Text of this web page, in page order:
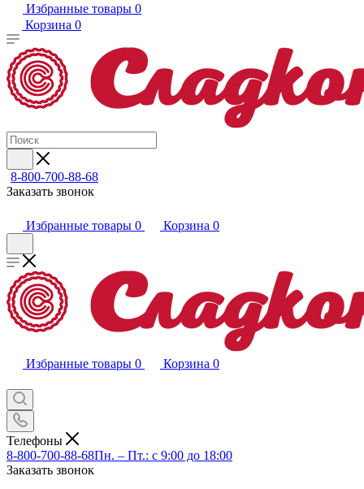
Избранные товары 0
Корзина 0
8-800-700-88-68
Заказать звонок
Избранные товары 0 Корзина 0
Избранные товары 0 Корзина 0
Телефоны
8-800-700-88-68Пн. – Пт.: с 9:00 до 18:00
Заказать звонок